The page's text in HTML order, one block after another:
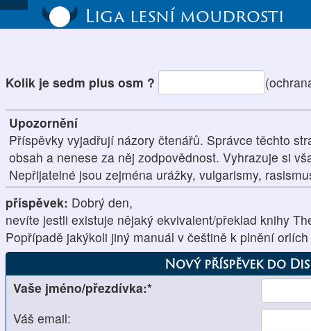
Liga lesní moudrosti
Kolik je sedm plus osm ?
Upozornění
Příspěvky vyjadřují názory čtenářů. Správce těchto
obsah a nenese za něj zodpovědnost. Vyhrazuje si
Nepřijatelné jsou zejména urážky, vulgarismy,
příspěvek: Dobrý den,
nevíte jestli existuje nějaký ekvivalent/překlad knihy
Popřípadě jakýkoli jiný manuál v češtině k plnění
Nový příspěvek do
Vaše jméno/přezdívka:*
Váš email: